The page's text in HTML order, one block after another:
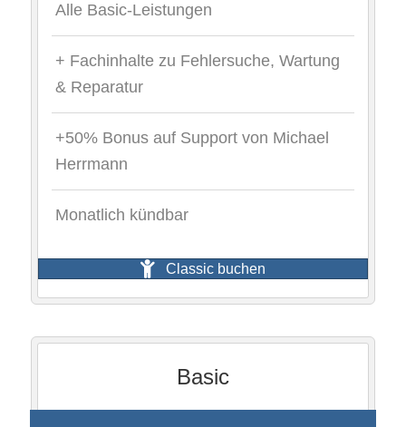
Alle Basic-Leistungen
+ Fachinhalte zu Fehlersuche, Wartung
& Reparatur
+50% Bonus auf Support von Michael
Herrmann
Monatlich kündbar
Classic buchen
Basic